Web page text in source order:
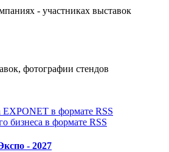
- участниках выставок
фотографии стендов
- 2027